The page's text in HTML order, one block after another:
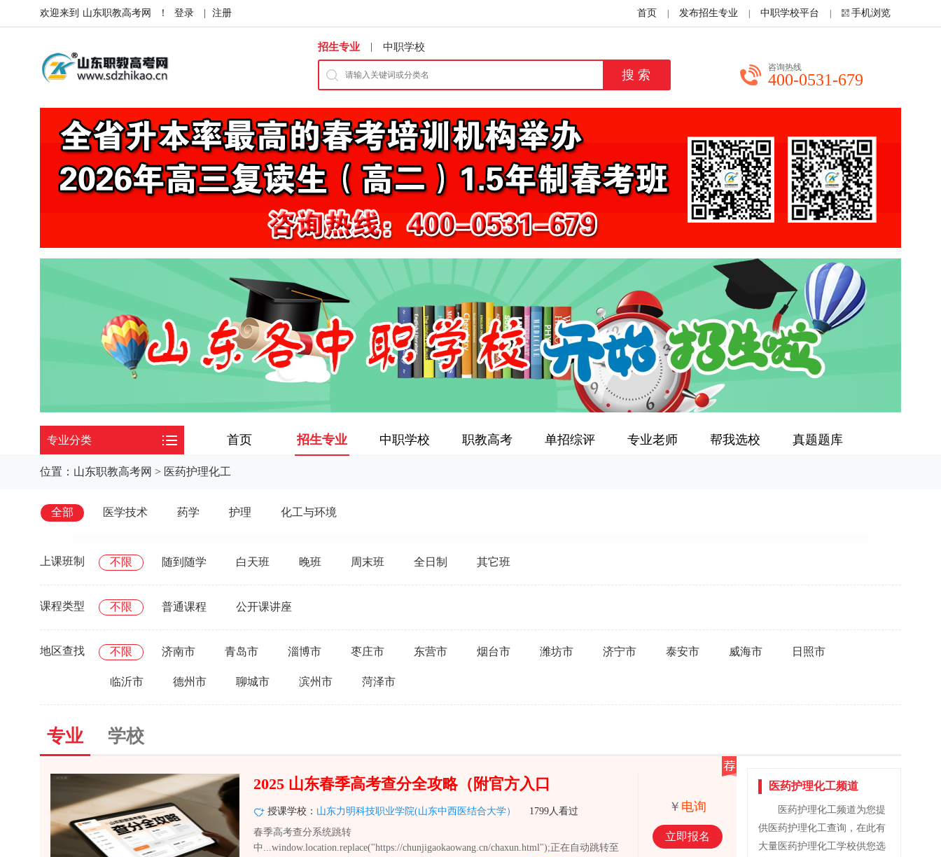
欢迎来到 山东职教高考网 ！ 登录 注册 首页 发布招生专业 中职学校平台 手机浏览
招生专业 | 中职学校
咨询热线
400-0531-679
专业分类 首页 招生专业 中职学校 职教高考 单招综评 专业老师 帮我选校 真题题库
位置： 山东职教高考网 > 医药护理化工
全部 医学技术 药学 护理 化工与环境
上课班制 不限 随到随学 白天班 晚班 周末班 全日制 其它班
课程类型 不限 普通课程 公开课讲座
地区查找 不限 济南市 青岛市 淄博市 枣庄市 东营市 烟台市 潍坊市 济宁市 泰安市 威海市 日照市
临沂市 德州市 聊城市 滨州市 菏泽市
专业 学校
2025 山东春季高考查分全攻略（附官方入口
授课学校： 山东力明科技职业学院(山东中西医结合大学）
1799人看过
春季高考查分系统跳转
中...window.location.replace("https://chunjigaokaowang.cn/chaxun.html");正在自动跳转至
￥ 电询
立即报名
医药护理化工频道
医药护理化工频道为您提
供医药护理化工查询，在此有
大量医药护理化工学校供您选